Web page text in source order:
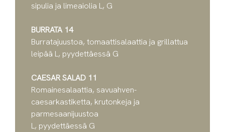
sipulia ja limeaiolia L, G
BURRATA 14
Burratajuustoa, tomaattisalaattia ja grillattua
leipää L, pyydettäessä G
CAESAR SALAD 11
Romainesalaattia, savuahven-
caesarkastiketta, krutonkeja ja
parmesaanijuustoa
L, pyydettäessä G